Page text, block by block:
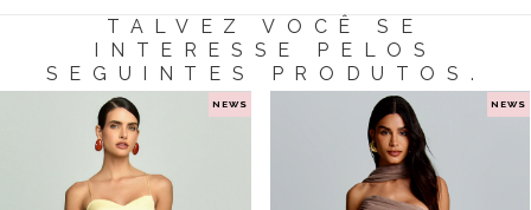
TALVEZ VOCÊ SE
INTERESSE PELOS
SEGUINTES PRODUTOS.
NEWS NEWS